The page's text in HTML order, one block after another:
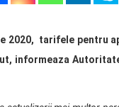
2020, tarifele pentru
informeaza